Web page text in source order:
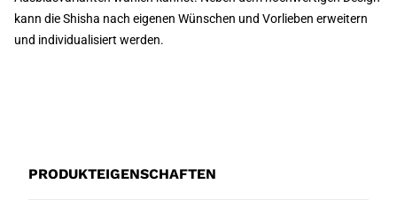
kann die Shisha nach eigenen Wünschen und Vorlieben erweitern
und individualisiert werden.
PRODUKTEIGENSCHAFTEN